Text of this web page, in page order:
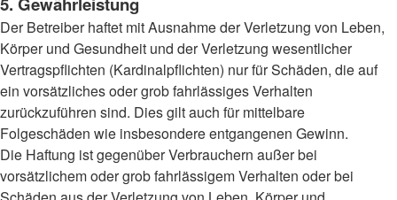
Der Betreiber haftet mit Ausnahme der Verletzung von Leben,
Körper und Gesundheit und der Verletzung wesentlicher
Vertragspflichten (Kardinalpflichten) nur für Schäden, die auf
ein vorsätzliches oder grob fahrlässiges Verhalten
zurückzuführen sind. Dies gilt auch für mittelbare
Folgeschäden wie insbesondere entgangenen Gewinn.
Die Haftung ist gegenüber Verbrauchern außer bei
vorsätzlichem oder grob fahrlässigem Verhalten oder bei